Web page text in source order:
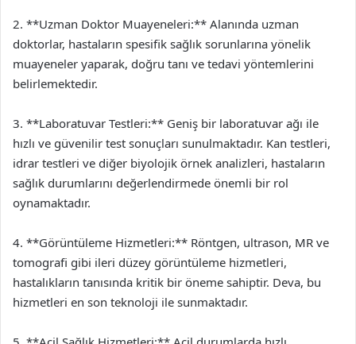
2. **Uzman Doktor Muayeneleri:** Alanında uzman
doktorlar, hastaların spesifik sağlık sorunlarına yönelik
muayeneler yaparak, doğru tanı ve tedavi yöntemlerini
belirlemektedir.
3. **Laboratuvar Testleri:** Geniş bir laboratuvar ağı ile
hızlı ve güvenilir test sonuçları sunulmaktadır. Kan testleri,
idrar testleri ve diğer biyolojik örnek analizleri, hastaların
sağlık durumlarını değerlendirmede önemli bir rol
oynamaktadır.
4. **Görüntüleme Hizmetleri:** Röntgen, ultrason, MR ve
tomografi gibi ileri düzey görüntüleme hizmetleri,
hastalıkların tanısında kritik bir öneme sahiptir. Deva, bu
hizmetleri en son teknoloji ile sunmaktadır.